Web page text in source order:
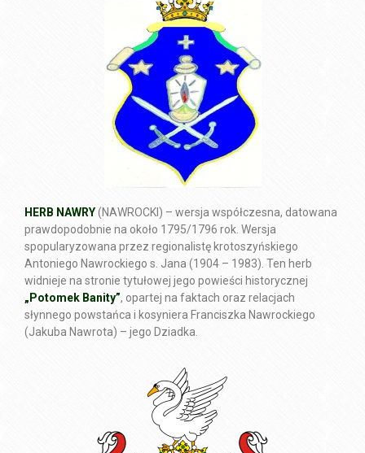
HERB NAWRY(NAWROCKI) – wersja współczesna, datowana
prawdopodobnie na około 1795/1796 rok. Wersja
spopularyzowana przez regionalistę krotoszyńskiego
Antoniego Nawrockiego s. Jana (1904 – 1983). Ten herb
widnieje na stronie tytułowej jego powieści historycznej
„Potomek Banity”, opartej na faktach oraz relacjach
słynnego powstańca i kosyniera Franciszka Nawrockiego
(Jakuba Nawrota) – jego Dziadka.